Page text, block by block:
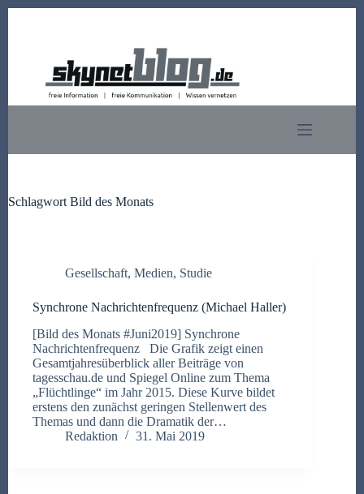
Schlagwort Bild des Monats
Gesellschaft, Medien, Studie
Synchrone Nachrichtenfrequenz (Michael Haller)
[Bild des Monats #Juni2019] Synchrone
Nachrichtenfrequenz Die Grafik zeigt einen
Gesamtjahresüberblick aller Beiträge von
tagesschau.de und Spiegel Online zum Thema
„Flüchtlinge“ im Jahr 2015. Diese Kurve bildet
erstens den zunächst geringen Stellenwert des
Themas und dann die Dramatik der…
Redaktion
31. Mai 2019